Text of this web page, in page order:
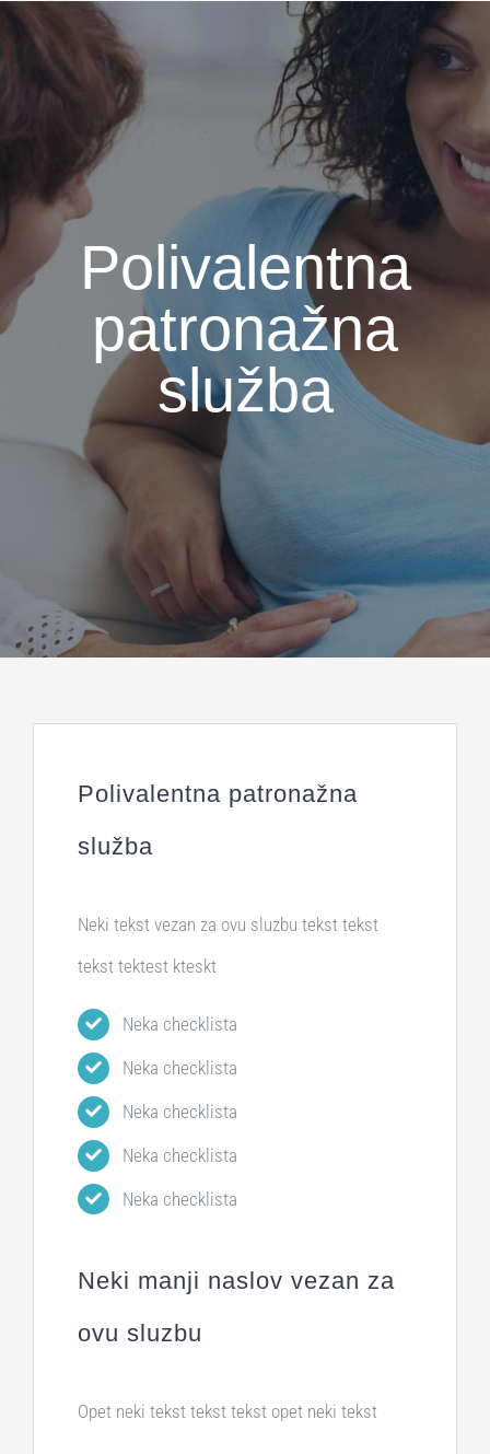
Polivalentna
patronažna
služba
Polivalentna patronažna
služba
Neki tekst vezan za ovu sluzbu tekst tekst
tekst tektest kteskt
Neka checklista
Neka checklista
Neka checklista
Neka checklista
Neka checklista
Neki manji naslov vezan za
ovu sluzbu
Opet neki tekst tekst tekst opet neki tekst